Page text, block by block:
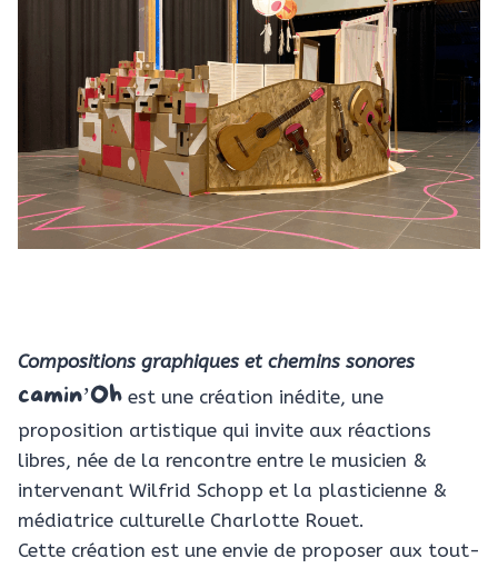
Compositions graphiques et chemins sonores
camin’Oh est une création inédite, une
proposition artistique qui invite aux réactions
libres, née de la rencontre entre le musicien &
intervenant Wilfrid Schopp et la plasticienne &
médiatrice culturelle Charlotte Rouet.
Cette création est une envie de proposer aux tout-